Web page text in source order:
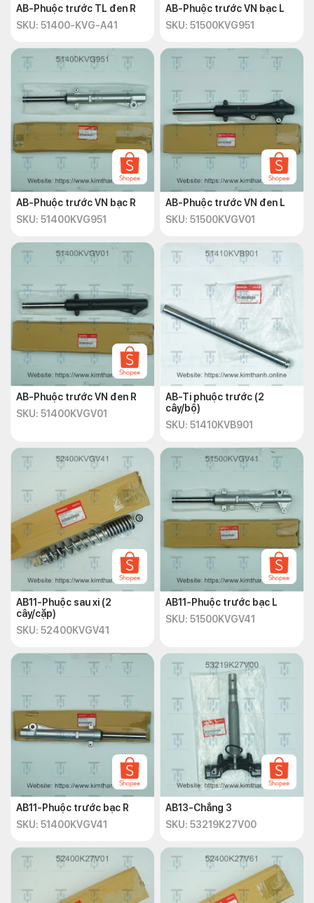
AB-Phuộc trước TL đen R
SKU: 51400-KVG-A41
AB-Phuộc trước VN bạc L
SKU: 51500KVG951
AB-Phuộc trước VN bạc R
SKU: 51400KVG951
AB-Phuộc trước VN đen L
SKU: 51500KVGV01
AB-Phuộc trước VN đen R
SKU: 51400KVGV01
AB-Ti phuộc trước (2
cây/bộ)
SKU: 51410KVB901
AB11-Phuộc sau xi (2
cây/cặp)
SKU: 52400KVGV41
AB11-Phuộc trước bạc L
SKU: 51500KVGV41
AB11-Phuộc trước bạc R
SKU: 51400KVGV41
AB13-Chẳng 3
SKU: 53219K27V00